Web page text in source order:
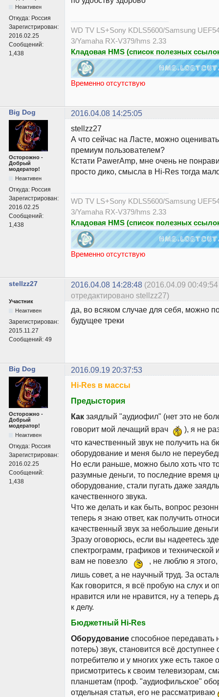
Неактивен
Откуда: Россия
Зарегистрирован:
2016.02.25
Сообщений:
1,438
WD TV LS+Sony KDLS5600/Samsung
3/Yamaha RX-V379/hms 2.33
Кладовая HMS (список полезных
Временно отсутствую
Big Dog 2016.04.08 14:25:05
Осторожно -
Добрый
модератор!
Неактивен
Откуда: Россия
Зарегистрирован:
2016.02.25
Сообщений:
1,438
stellzz27
А что сейчас на Ласте, можно
премиум пользователем?
Кстати PawerAmp, мне очень не
просто дико, смысла в Hi-Res тогда
WD TV LS+Sony KDLS5600/Samsung
3/Yamaha RX-V379/hms 2.33
Кладовая HMS (список полезных
Временно отсутствую
stellzz27 2016.04.08 14:28:48 (2016.04.09 00:49:54
отредактировано stellzz27)
Участник
Неактивен
Зарегистрирован:
2015.11.27
Сообщений: 49
да, во всяком случае для себя, можно
будущее треки
Big Dog 2016.09.19 20:37:53
Осторожно -
Добрый
модератор!
Неактивен
Откуда: Россия
Зарегистрирован:
2016.02.25
Сообщений:
1,438
Hi-Res в массы
Предыстория
Как заядлый "аудиофил" (нет это не
говорит мой лечащий врач
), я не
что качественный звук не получить на
оборудование и меня было не
Но если раньше, можно было хоть что
разумные деньги, то последние время
оборудование, стали пугать даже
качественного звука.
Что же делать и как быть, вопрос
теперь я знаю ответ, как получить
качественный звук за небольшие
Зразу оговорюсь, если вы надеетесь
спектрограмм, графиков и
вам не повезло
, не люблю я
лишь совет, а не научный труд. За
Как говорится, я всё пробую на слух и
нравится или не нравится, ну а теперь
к делу.
Бюджетный Hi-Res
Оборудование способное передавать
потерь) звук, становится всё
потребителю и у многих уже есть такое
присмотритесь к своим телевизорам,
планшетам (проф. "аудиофильское"
отдельная статья, его не рассматриваю